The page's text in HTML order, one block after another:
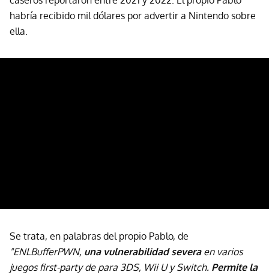
habría recibido mil dólares por advertir a Nintendo sobre
ella.
Se trata, en palabras del propio Pablo, de
"ENLBufferPWN, una vulnerabilidad severaen varios
juegos first-party de para 3DS, Wii U y Switch. Permite la